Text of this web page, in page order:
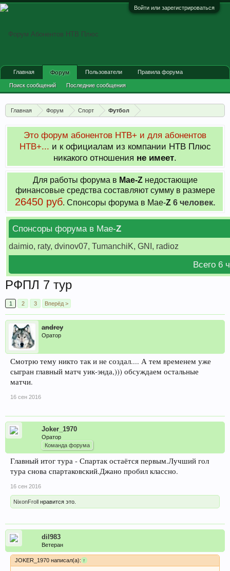
Войти или зарегистрироваться
Главная Форум Спорт Футбол
Это форум абонентов НТВ+ и для абонентов
НТВ+... и к официалам из компании НТВ Плюс
никакого отношения не имеет.
Для работы форума в Мае-Zнедостающие
финансовые средства составляют сумму в размере
26450 руб. Cпонсоры форума в Мае-Z 6 человек.
Спонсоры форума в Мае-Z
daimio, raty, dvinov07, TumanchiK, GNI, radioz
Всего 6
РФПЛ 7 тур
1 2 3 Вперёд >
andrey
Оратор
Смотрю тему никто так и не создал.... А тем временем уже
сыгран главный матч уик-энда,))) обсуждаем остальные
матчи.
16 сен 2016
Joker_1970
Оратор
Команда форума
Главный итог тура - Спартак остаётся первым.Лучший гол
тура снова спартаковский.Джано пробил классно.
16 сен 2016
NixonFroll нравится это.
dil983
Ветеран
JOKER_1970 написал(а):↑
Главная Форум
Поиск сообщений Последние сообщения
Пользователи Правила форума